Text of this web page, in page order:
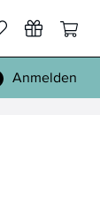
Anmelden